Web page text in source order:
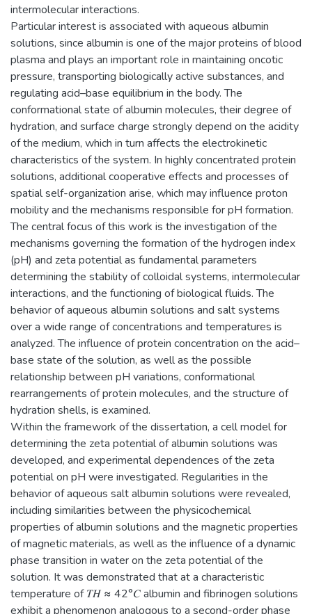
intermolecular interactions.
Particular interest is associated with aqueous albumin
solutions, since albumin is one of the major proteins of blood
plasma and plays an important role in maintaining oncotic
pressure, transporting biologically active substances, and
regulating acid–base equilibrium in the body. The
conformational state of albumin molecules, their degree of
hydration, and surface charge strongly depend on the acidity
of the medium, which in turn affects the electrokinetic
characteristics of the system. In highly concentrated protein
solutions, additional cooperative effects and processes of
spatial self-organization arise, which may influence proton
mobility and the mechanisms responsible for pH formation.
The central focus of this work is the investigation of the
mechanisms governing the formation of the hydrogen index
(pH) and zeta potential as fundamental parameters
determining the stability of colloidal systems, intermolecular
interactions, and the functioning of biological fluids. The
behavior of aqueous albumin solutions and salt systems
over a wide range of concentrations and temperatures is
analyzed. The influence of protein concentration on the acid–
base state of the solution, as well as the possible
relationship between pH variations, conformational
rearrangements of protein molecules, and the structure of
hydration shells, is examined.
Within the framework of the dissertation, a cell model for
determining the zeta potential of albumin solutions was
developed, and experimental dependences of the zeta
potential on pH were investigated. Regularities in the
behavior of aqueous salt albumin solutions were revealed,
including similarities between the physicochemical
properties of albumin solutions and the magnetic properties
of magnetic materials, as well as the influence of a dynamic
phase transition in water on the zeta potential of the
solution. It was demonstrated that at a characteristic
temperature of 𝑇𝐻 ≈ 42°𝐶 albumin and fibrinogen solutions
exhibit a phenomenon analogous to a second-order phase